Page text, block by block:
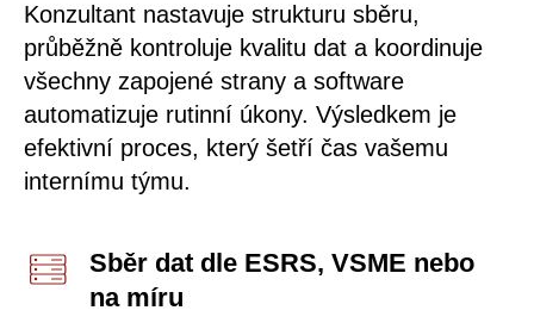
Konzultant nastavuje strukturu sběru,
průběžně kontroluje kvalitu dat a koordinuje
všechny zapojené strany a software
automatizuje rutinní úkony. Výsledkem je
efektivní proces, který šetří čas vašemu
internímu týmu.
Sběr dat dle ESRS, VSME nebo
na míru